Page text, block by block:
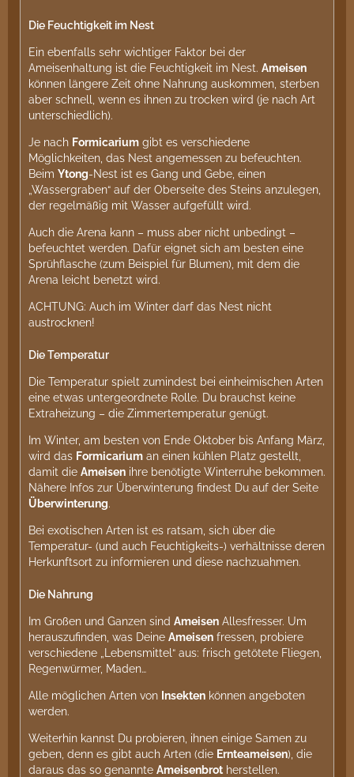
Die Feuchtigkeit im Nest
Ein ebenfalls sehr wichtiger Faktor bei der
Ameisenhaltung ist die Feuchtigkeit im Nest. Ameisen
können längere Zeit ohne Nahrung auskommen, sterben
aber schnell, wenn es ihnen zu trocken wird (je nach Art
unterschiedlich).
Je nach Formicarium gibt es verschiedene
Möglichkeiten, das Nest angemessen zu befeuchten.
Beim Ytong-Nest ist es Gang und Gebe, einen
„Wassergraben“ auf der Oberseite des Steins anzulegen,
der regelmäßig mit Wasser aufgefüllt wird.
Auch die Arena kann – muss aber nicht unbedingt –
befeuchtet werden. Dafür eignet sich am besten eine
Sprühflasche (zum Beispiel für Blumen), mit dem die
Arena leicht benetzt wird.
ACHTUNG: Auch im Winter darf das Nest nicht
austrocknen!
Die Temperatur
Die Temperatur spielt zumindest bei einheimischen Arten
eine etwas untergeordnete Rolle. Du brauchst keine
Extraheizung – die Zimmertemperatur genügt.
Im Winter, am besten von Ende Oktober bis Anfang März,
wird das Formicarium an einen kühlen Platz gestellt,
damit die Ameisen ihre benötigte Winterruhe bekommen.
Nähere Infos zur Überwinterung findest Du auf der Seite
Überwinterung.
Bei exotischen Arten ist es ratsam, sich über die
Temperatur- (und auch Feuchtigkeits-) verhältnisse deren
Herkunftsort zu informieren und diese nachzuahmen.
Die Nahrung
Im Großen und Ganzen sind Ameisen Allesfresser. Um
herauszufinden, was Deine Ameisen fressen, probiere
verschiedene „Lebensmittel“ aus: frisch getötete Fliegen,
Regenwürmer, Maden…
Alle möglichen Arten von Insekten können angeboten
werden.
Weiterhin kannst Du probieren, ihnen einige Samen zu
geben, denn es gibt auch Arten (die Ernteameisen), die
daraus das so genannte Ameisenbrot herstellen.